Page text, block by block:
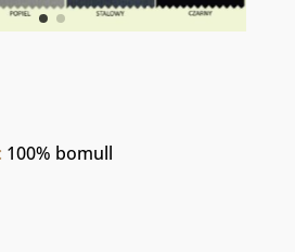
100% bomull